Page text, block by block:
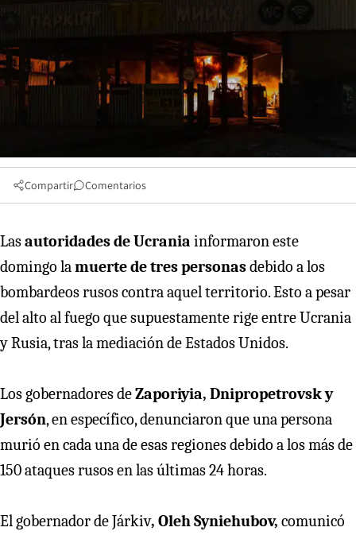
Compartir Comentarios
Lasautoridades de Ucrania informaron este
domingo lamuerte de tres personasdebido a los
bombardeos rusos contra aquel territorio. Esto a pesar
del alto al fuego que supuestamente rige entre Ucrania
y Rusia, tras la mediación de Estados Unidos.
Los gobernadores deZaporiyia, Dnipropetrovsk y
Jersón, en específico, denunciaron que una persona
murió en cada una de esas regiones debido a los más de
150 ataques rusos en las últimas 24 horas.
El gobernador de Járkiv, Oleh Syniehubov, comunicó